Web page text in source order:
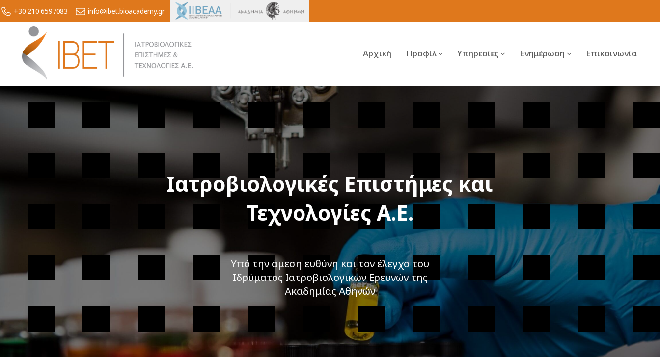
+30 210 6597083 info@ibet.bioacademy.gr
Αρχική Προφίλ Υπηρεσίες Ενημέρωση Επικοινωνία
Ιατροβιολογικές Επιστήμες και
Τεχνολογίες Α.Ε.
Yπό την άμεση ευθύνη και τον έλεγχο του
Ιδρύματος Ιατροβιολογικών Ερευνών της
Ακαδημίας Αθηνών